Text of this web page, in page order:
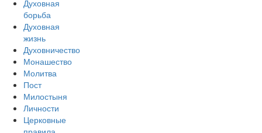
Духовная
борьба
Духовная
жизнь
Духовничество
Монашество
Молитва
Пост
Милостыня
Личности
Церковные